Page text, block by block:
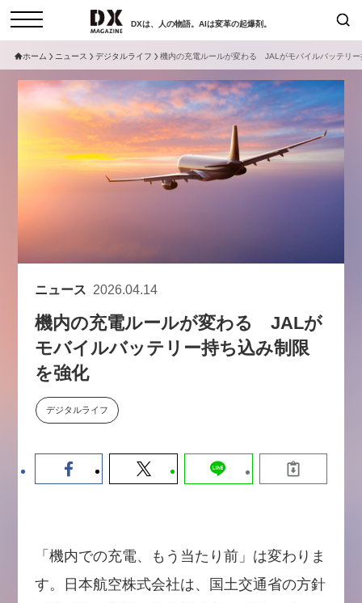
DXは、人の物語。AIは変革の起爆剤。
コラム インタビュー
セミナー ニュース
サービスメニュー 日本オムニチャネル協会
トップページ
お問い合わせ
個人情報保護法について
採用情報
検索
現在開催予定のセミナー
学ぶ資金調達・巻き込みのリアル
2026-06-10
セミナー
ホーム ニュース デジタルライフ 機内の充電ルールが変わる JALがモバイルバッテリー
ニュース 2026.04.14
機内の充電ルールが変わる JALが
モバイルバッテリー持ち込み制限
を強化
デジタルライフ
「機内での充電、もう当たり前」は変わりま
す。日本航空株式会社は、国土交通省の方針